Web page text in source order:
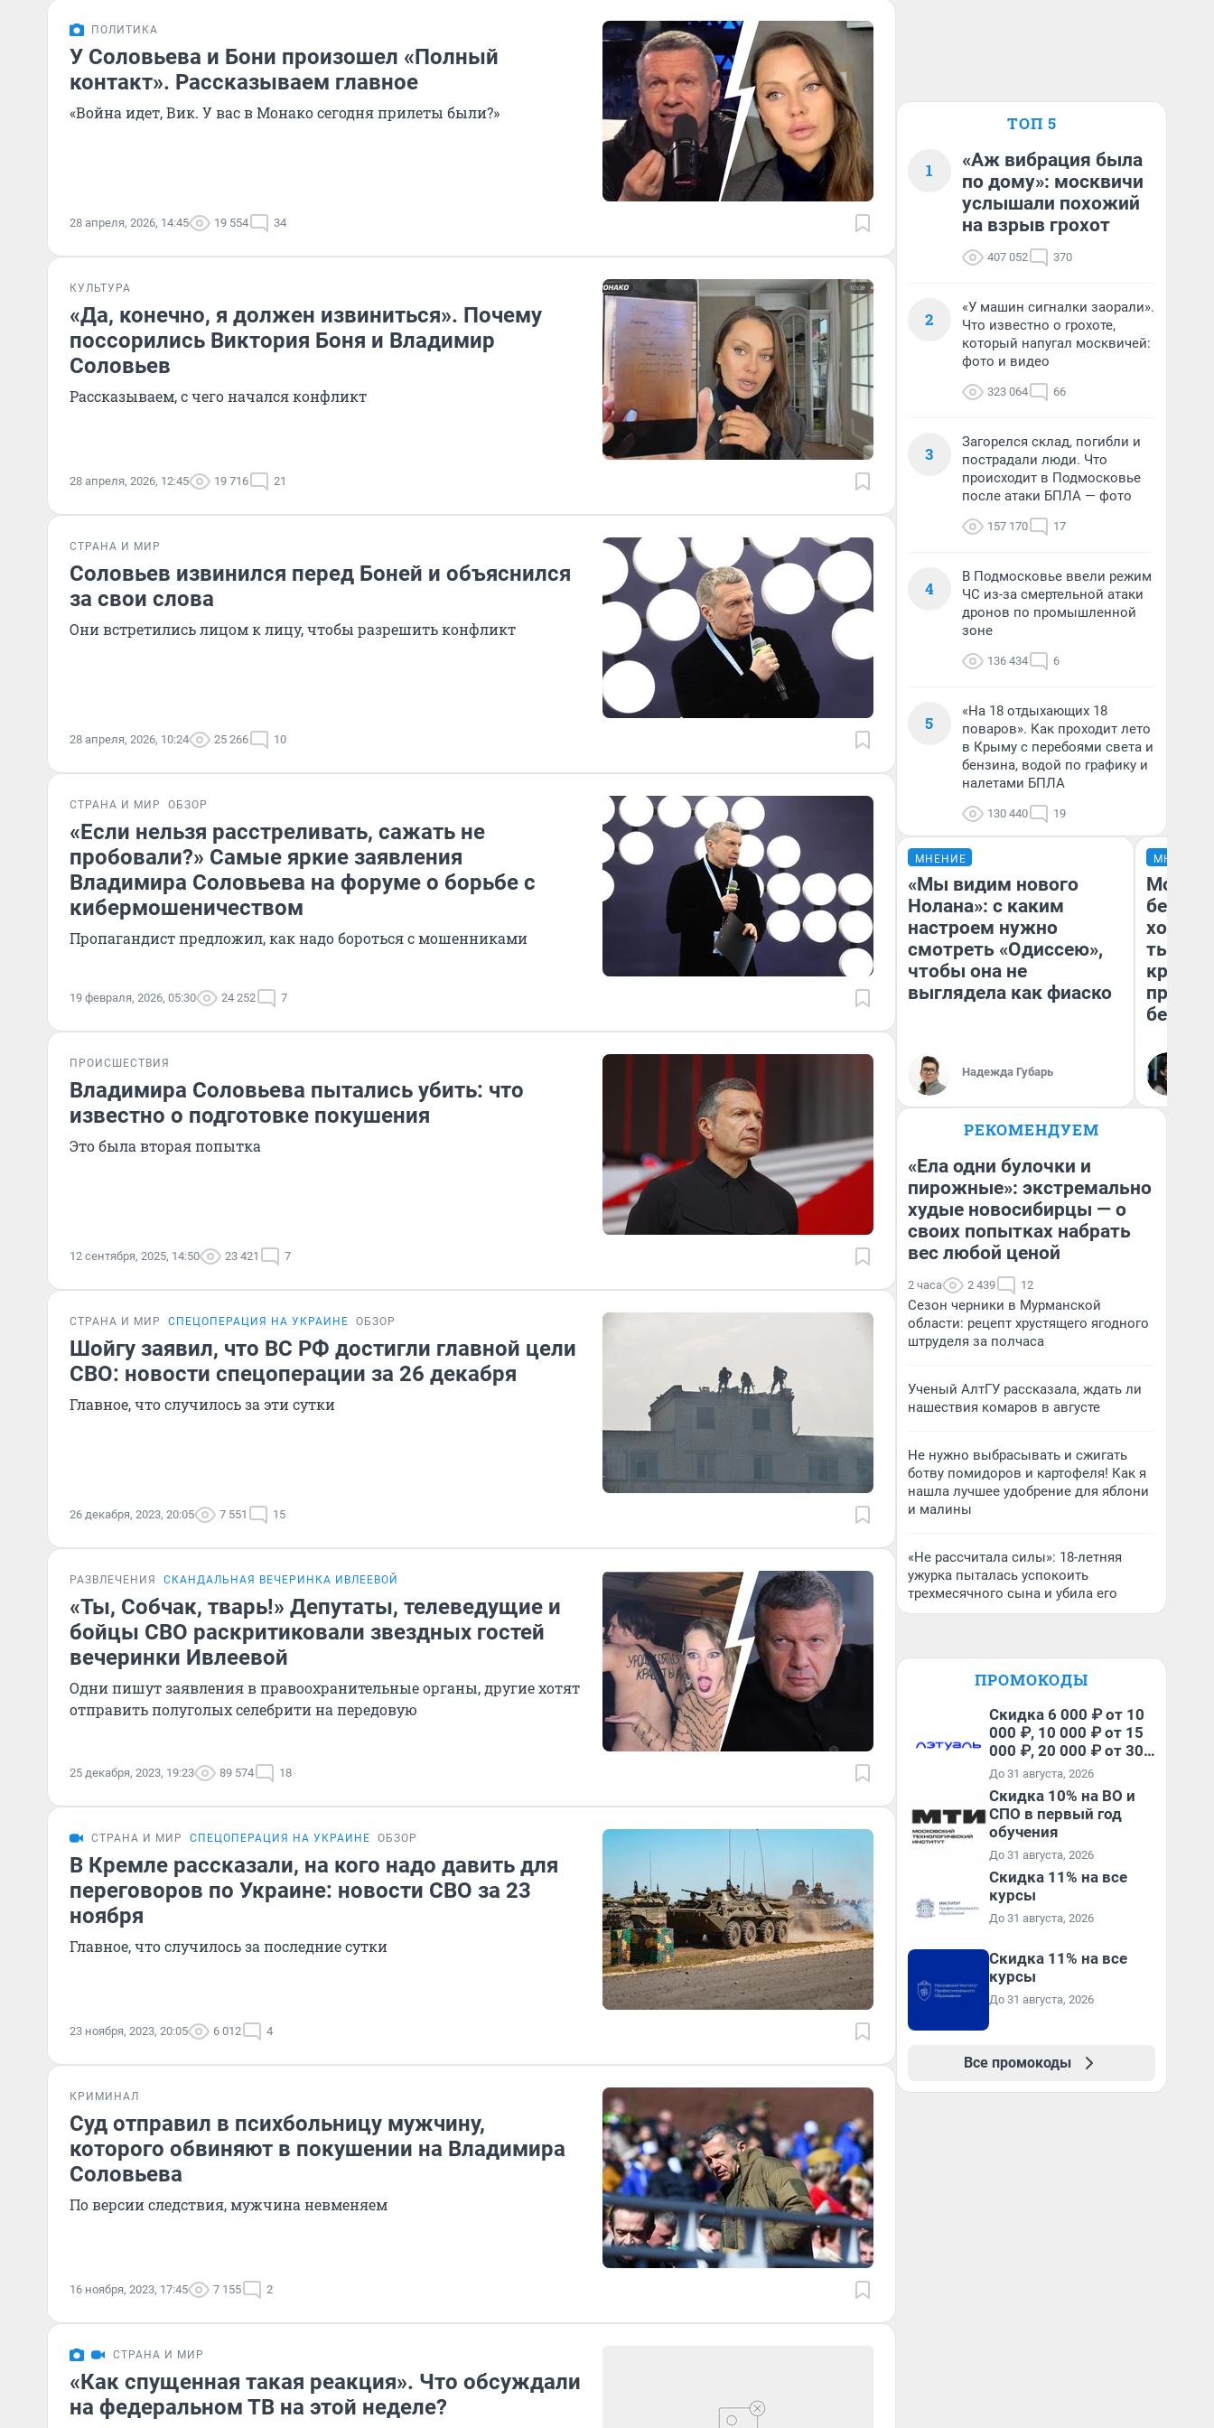
ПОЛИТИКА
У Соловьева и Бони произошел «Полный
контакт». Рассказываем главное
«Война идет, Вик. У вас в Монако сегодня прилеты были?»
28 апреля, 2026, 14:45 19 554 34
КУЛЬТУРА
«Да, конечно, я должен извиниться». Почему
поссорились Виктория Боня и Владимир
Соловьев
Рассказываем, с чего начался конфликт
28 апреля, 2026, 12:45 19 716 21
СТРАНА И МИР
Соловьев извинился перед Боней и объяснился
за свои слова
Они встретились лицом к лицу, чтобы разрешить конфликт
28 апреля, 2026, 10:24 25 266 10
СТРАНА И МИР ОБЗОР
«Если нельзя расстреливать, сажать не
пробовали?» Самые яркие заявления
Владимира Соловьева на форуме о борьбе с
кибермошеничеством
Пропагандист предложил, как надо бороться с мошенниками
19 февраля, 2026, 05:30 24 252 7
ПРОИСШЕСТВИЯ
Владимира Соловьева пытались убить: что
известно о подготовке покушения
Это была вторая попытка
12 сентября, 2025, 14:50 23 421 7
СТРАНА И МИР СПЕЦОПЕРАЦИЯ НА УКРАИНЕ ОБЗОР
Шойгу заявил, что ВС РФ достигли главной цели
СВО: новости спецоперации за 26 декабря
Главное, что случилось за эти сутки
26 декабря, 2023, 20:05 7 551 15
РАЗВЛЕЧЕНИЯ СКАНДАЛЬНАЯ ВЕЧЕРИНКА ИВЛЕЕВОЙ
«Ты, Собчак, тварь!» Депутаты, телеведущие и
бойцы СВО раскритиковали звездных гостей
вечеринки Ивлеевой
Одни пишут заявления в правоохранительные органы, другие хотят
отправить полуголых селебрити на передовую
25 декабря, 2023, 19:23 89 574 18
СТРАНА И МИР СПЕЦОПЕРАЦИЯ НА УКРАИНЕ ОБЗОР
В Кремле рассказали, на кого надо давить для
переговоров по Украине: новости СВО за 23
ноября
Главное, что случилось за последние сутки
23 ноября, 2023, 20:05 6 012 4
КРИМИНАЛ
Суд отправил в психбольницу мужчину,
которого обвиняют в покушении на Владимира
Соловьева
По версии следствия, мужчина невменяем
16 ноября, 2023, 17:45 7 155 2
СТРАНА И МИР
«Как спущенная такая реакция». Что обсуждали
на федеральном ТВ на этой неделе?
ТОП 5
1
«Аж вибрация была
по дому»: москвичи
услышали похожий
на взрыв грохот
407 052 370
2
«У машин сигналки заорали».
Что известно о грохоте,
который напугал москвичей:
фото и видео
323 064 66
3
Загорелся склад, погибли и
пострадали люди. Что
происходит в Подмосковье
после атаки БПЛА — фото
157 170 17
4
В Подмосковье ввели режим
ЧС из-за смертельной атаки
дронов по промышленной
зоне
136 434 6
5
«На 18 отдыхающих 18
поваров». Как проходит лето
в Крыму с перебоями света и
бензина, водой по графику и
налетами БПЛА
130 440 19
МНЕНИЕ
«Мы видим нового
Нолана»: с каким
настроем нужно
смотреть «Одиссею»,
чтобы она не
выглядела как фиаско
Надежда Губарь
МНЕНИЕ
Мой
хотела
тысяч,
РЕКОМЕНДУЕМ
«Ела одни булочки и
пирожные»: экстремально
худые новосибирцы — о
своих попытках набрать
вес любой ценой
2 часа 2 439 12
Сезон черники в Мурманской
области: рецепт хрустящего ягодного
штруделя за полчаса
Ученый АлтГУ рассказала, ждать ли
нашествия комаров в августе
Не нужно выбрасывать и сжигать
ботву помидоров и картофеля! Как я
нашла лучшее удобрение для яблони
и малины
«Не рассчитала силы»: 18-летняя
ужурка пыталась успокоить
трехмесячного сына и убила его
ПРОМОКОДЫ
Скидка 6 000 ₽ от 10
000 ₽, 10 000 ₽ от 15
000 ₽, 20 000 ₽ от 30
000 ₽ и 35 000 ₽ от 50
000 ₽ на первый и все
повторные заказы по
промокоду НАБЕРИ
До 31 августа, 2026
Скидка 10% на ВО и
СПО в первый год
обучения
До 31 августа, 2026
Скидка 11% на все
курсы
До 31 августа, 2026
Скидка 11% на все
курсы
До 31 августа, 2026
Все промокоды